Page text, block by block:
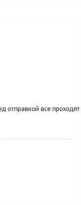
отправкой все проходят